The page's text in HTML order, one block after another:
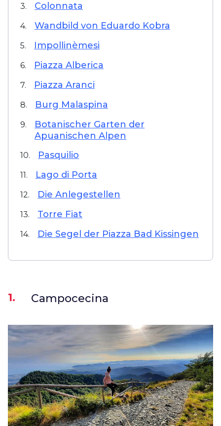
3. Colonnata
4. Wandbild von Eduardo Kobra
5. Impollinèmesi
6. Piazza Alberica
7. Piazza Aranci
8. Burg Malaspina
9.
Botanischer Garten der
Apuanischen Alpen
10. Pasquilio
11. Lago di Porta
12. Die Anlegestellen
13. Torre Fiat
14. Die Segel der Piazza Bad Kissingen
1. Campocecina